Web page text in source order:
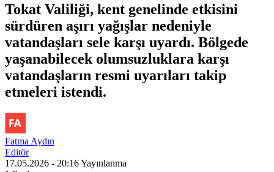
Tokat Valiliği, kent genelinde etkisini
sürdüren aşırı yağışlar nedeniyle
vatandaşları sele karşı uyardı. Bölgede
yaşanabilecek olumsuzluklara karşı
vatandaşların resmi uyarıları takip
etmeleri istendi.
Fatma Aydın
Editör
17.05.2026 - 20:16Yayınlanma